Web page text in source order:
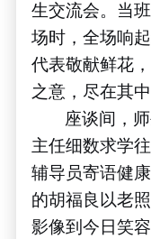
生交流会。当
场时，全场响
代表敬献鲜花
之意，尽在其中
座谈间，
主任细数求学
辅导员寄语健
的胡福良以老
影像到今日笑